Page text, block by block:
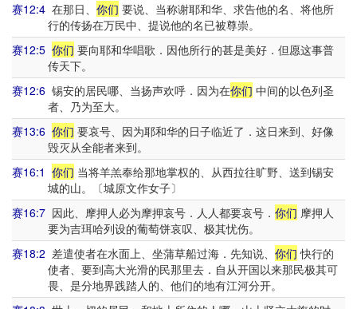
赛12:4 在那日、 你们 要说、当称谢耶和华、求告他的名、将他所
行的传扬在万民中、提说他的名已被尊崇。
赛12:5 你们 要向耶和华唱歌．因他所行的甚是美好．但愿这事普
传天下。
赛12:6 锡安的居民哪、当扬声欢呼．因为在你们 中间的以色列圣
者、乃为至大。
赛13:6 你们 要哀号、因为耶和华的日子临近了．这日来到、好像
毁灭从全能者来到。
赛16:1 你们 当将羊羔奉给那地掌权的、从西拉往旷野、送到锡安
城的山。〔城原文作女子〕
赛16:7 因此、摩押人必为摩押哀号．人人都要哀号． 你们 摩押人
要为吉珥哈列设的葡萄饼哀叹、极其忧伤。
赛18:2 差遣使者在水面上、坐蒲草船过海．先知说、 你们 快行的
使者、要到高大光滑的民那里去．自从开国以来那民极其可
畏、是分地界践踏人的、他们的地有江河分开。